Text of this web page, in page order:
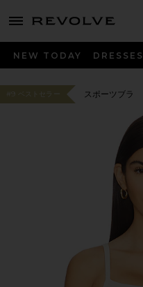
menu - shows more content
NEW TODAY DRESSES
#9 ベストセラー スポーツブラ